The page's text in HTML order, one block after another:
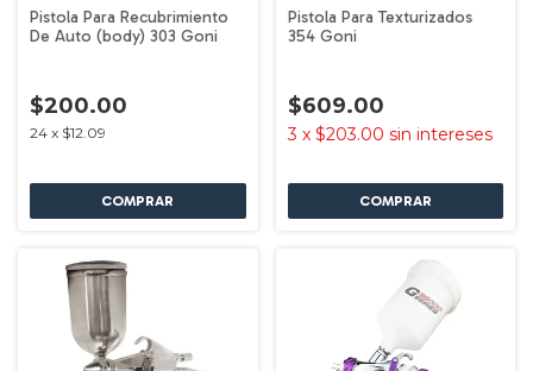
Pistola Para Recubrimiento
De Auto (body) 303 Goni
$200.00
24 x $12.09
Pistola Para Texturizados
354 Goni
$609.00
3 x $203.00 sin intereses